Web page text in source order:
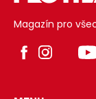
Magazín pro